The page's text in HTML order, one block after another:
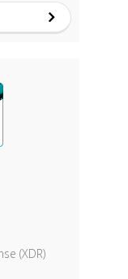
(XDR)